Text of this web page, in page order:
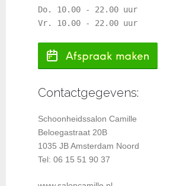
Do. 10.00 - 22.00 uur
Vr. 10.00 - 22.00 uur
Contactgegevens:
Schoonheidssalon Camille
Beloegastraat 20B
1035 JB Amsterdam Noord
Tel: 06 15 51 90 37